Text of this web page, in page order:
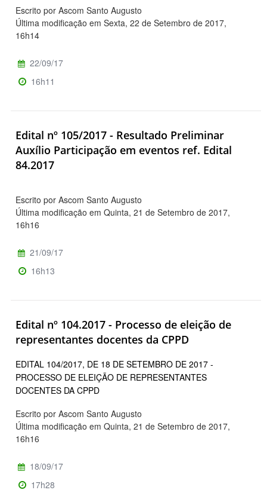
Escrito por Ascom Santo Augusto
Última modificação em Sexta, 22 de Setembro de 2017,
16h14
22/09/17
16h11
Edital nº 105/2017 - Resultado Preliminar
Auxílio Participação em eventos ref. Edital
84.2017
Escrito por Ascom Santo Augusto
Última modificação em Quinta, 21 de Setembro de 2017,
16h16
21/09/17
16h13
Edital nº 104.2017 - Processo de eleição de
representantes docentes da CPPD
EDITAL 104/2017, DE 18 DE SETEMBRO DE 2017 -
PROCESSO DE ELEIÇÃO DE REPRESENTANTES
DOCENTES DA CPPD
Escrito por Ascom Santo Augusto
Última modificação em Quinta, 21 de Setembro de 2017,
16h16
18/09/17
17h28